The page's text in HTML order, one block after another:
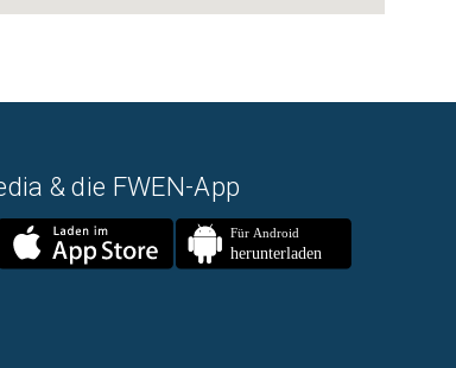
& die FWEN-App